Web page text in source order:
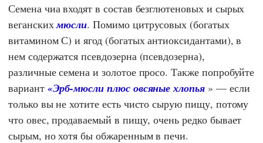
Семена чиа входят в состав безглютеновых и сырых
веганскихмюсли. Помимо цитрусовых (богатых
витамином С) и ягод (богатых антиоксидантами), в
нем содержатся псевдозерна (псевдозерна),
различные семена и золотое просо. Также попробуйте
вариант «Эрб-мюсли плюс овсяные хлопья» — если
только вы не хотите есть чисто сырую пищу, потому
что овес, продаваемый в пищу, очень редко бывает
сырым, но хотя бы обжаренным в печи.